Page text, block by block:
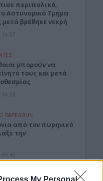
My Personal
περιπολικό,
Αστυνομικό Τμήμα
μετά βρέθηκε νεκρή
16:57
μπορούν να
τους και μετά
16:53
ΠΑΡΕΛΘΟΝ
από τον πυρηνικό
την
09:42